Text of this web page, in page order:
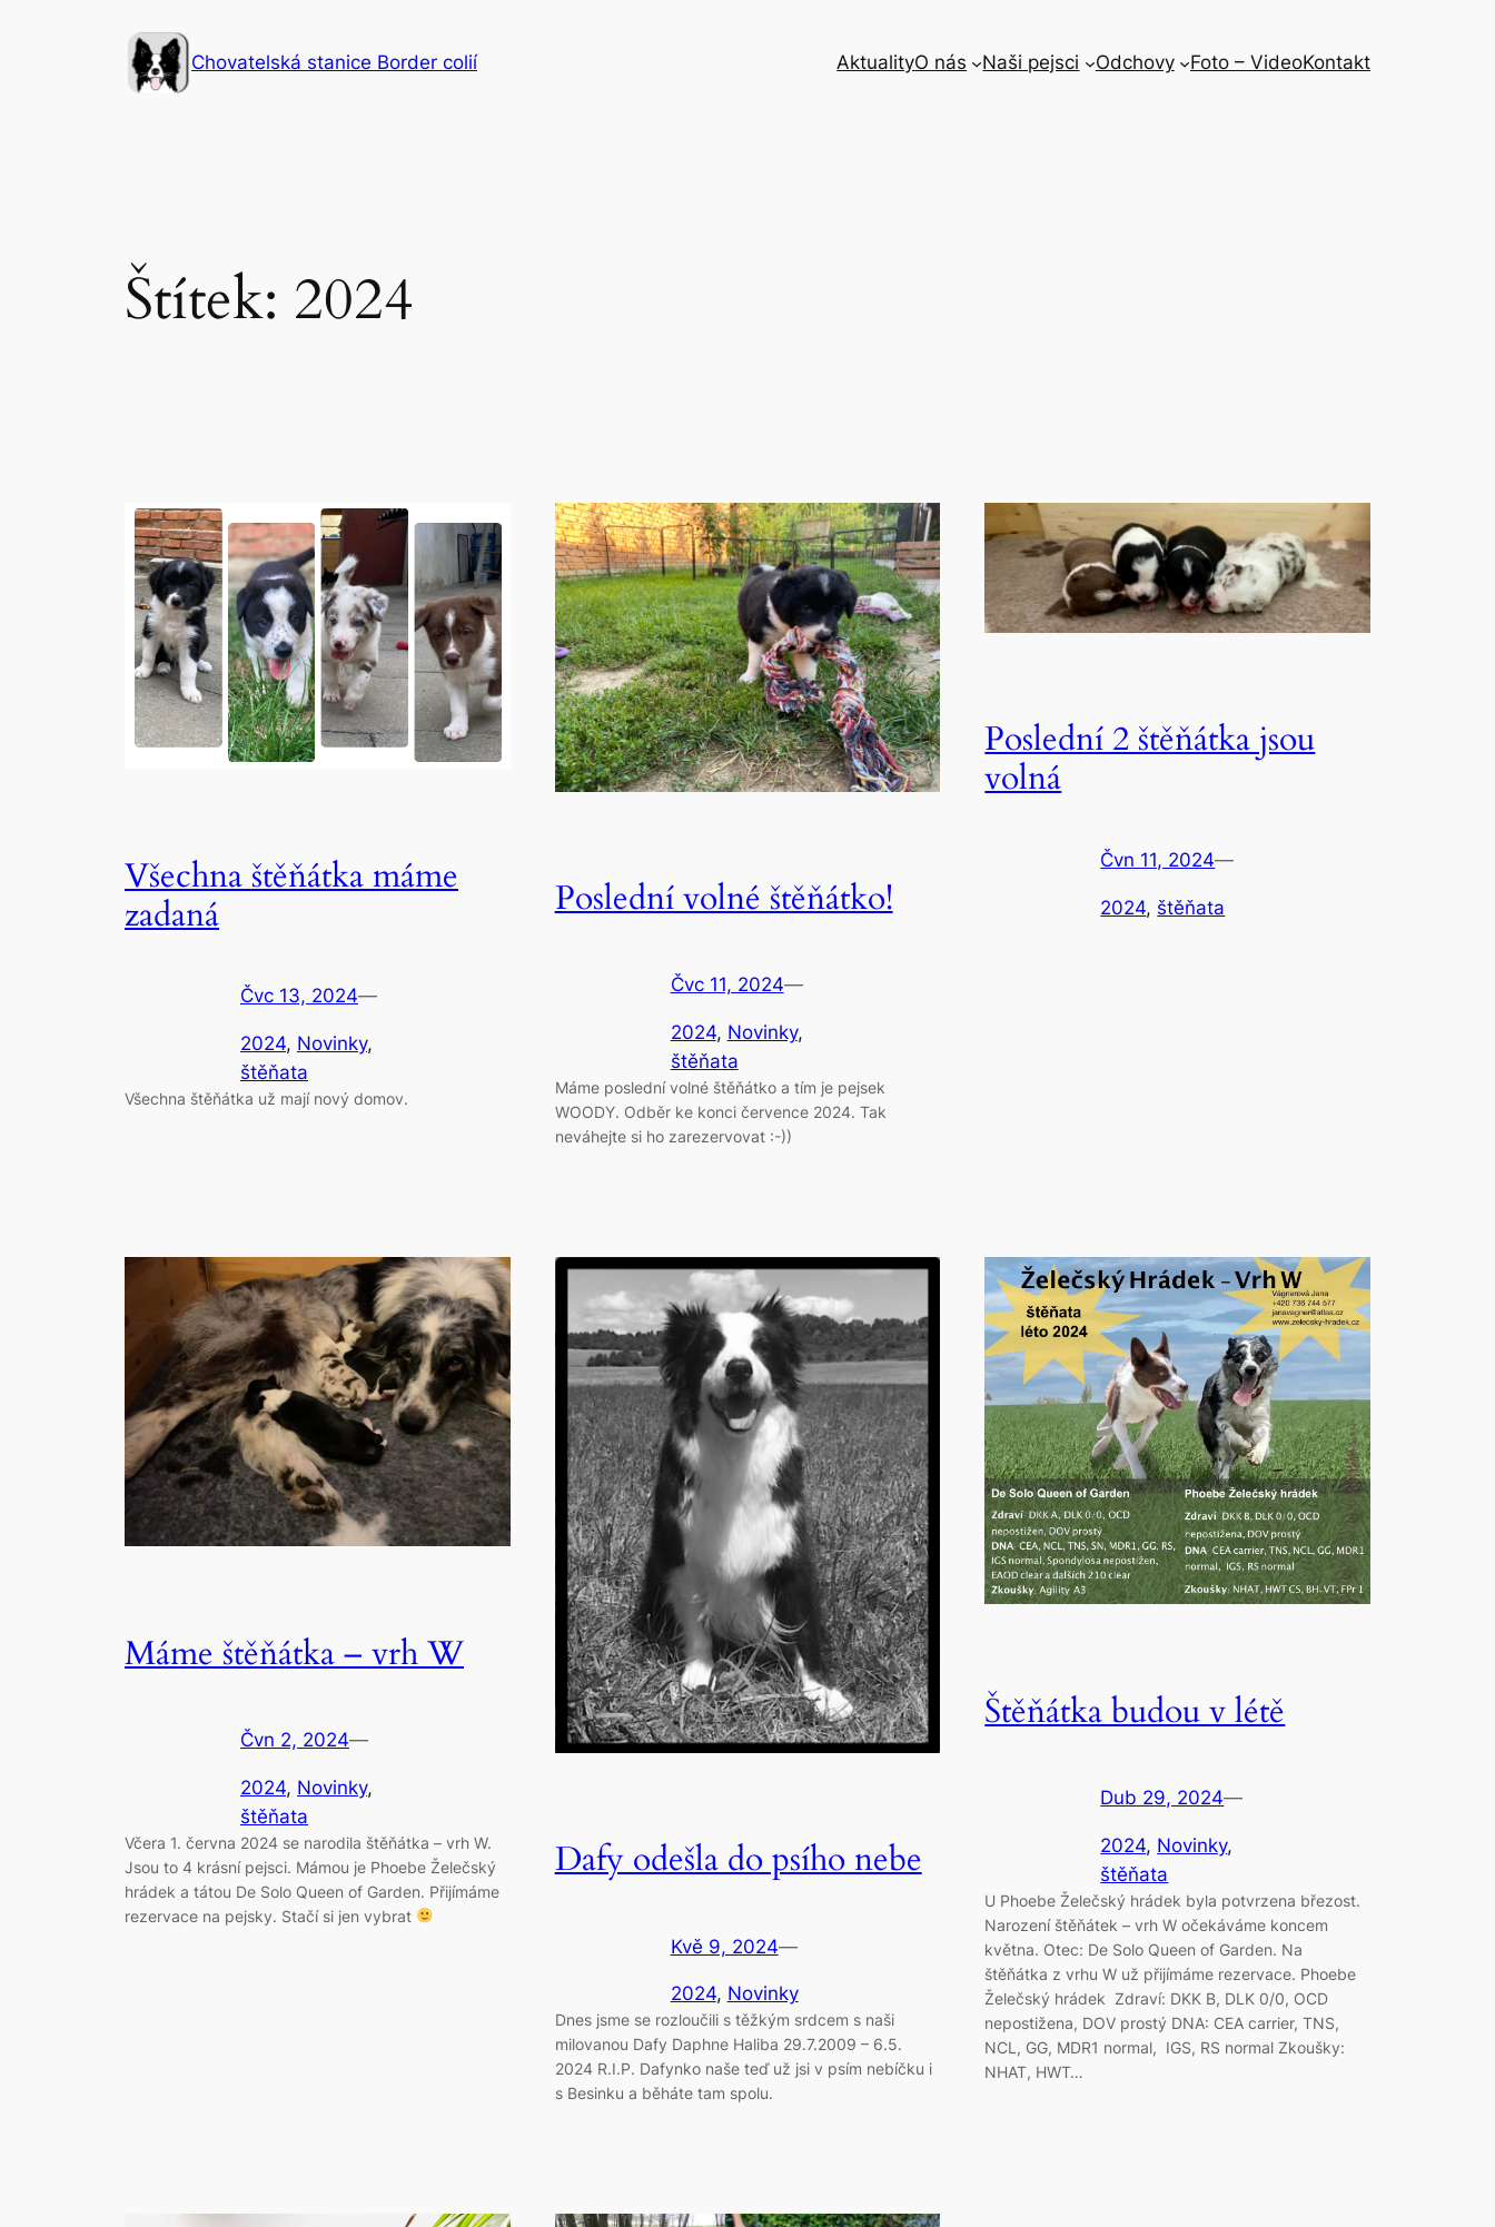
Chovatelská stanice Border colií AktualityO nás Naši pejsci Odchovy Foto – VideoKontakt
Štítek: 2024
Všechna štěňátka máme
zadaná
Čvc 13, 2024—
2024, Novinky
štěňata
Všechna štěňátka už mají nový domov.
Poslední volné štěňátko!
Čvc 11, 2024—
2024, Novinky
štěňata
Máme poslední volné štěňátko a tím je pejsek
WOODY. Odběr ke konci července 2024. Tak
neváhejte si ho zarezervovat :-))
Poslední 2 štěňátka jsou
volná
Čvn 11, 2024—
2024, štěňata
Máme štěňátka – vrh W
Čvn 2, 2024—
2024, Novinky
štěňata
Včera 1. června 2024 se narodila štěňátka – vrh W.
Jsou to 4 krásní pejsci. Mámou je Phoebe Želečský
hrádek a tátou De Solo Queen of Garden. Přijímáme
rezervace na pejsky. Stačí si jen vybrat
Dafy odešla do psího nebe
Kvě 9, 2024—
2024, Novinky
Dnes jsme se rozloučili s těžkým srdcem s naši
milovanou Dafy Daphne Haliba 29.7.2009 – 6.5.
2024 R.I.P. Dafynko naše teď už jsi v psím nebíčku i
s Besinku a běháte tam spolu.
Štěňátka budou v létě
Dub 29, 2024—
2024, Novinky
štěňata
U Phoebe Želečský hrádek byla potvrzena březost.
Narození štěňátek – vrh W očekáváme koncem
května. Otec: De Solo Queen of Garden. Na
štěňátka z vrhu W už přijímáme rezervace. Phoebe
Želečský hrádek Zdraví: DKK B, DLK 0/0, OCD
nepostižena, DOV prostý DNA: CEA carrier, TNS,
NCL, GG, MDR1 normal, IGS, RS normal Zkoušky:
NHAT, HWT…